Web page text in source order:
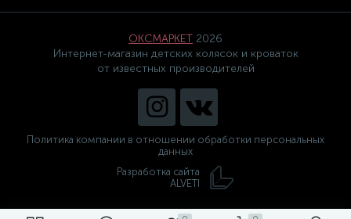
ОКСМАРКЕТ 2026
Интернет-магазин детских колясок и кроваток
от известных производителей
Политика компании в отношении обработки персональных
данных
Разработка сайта
ALVETI